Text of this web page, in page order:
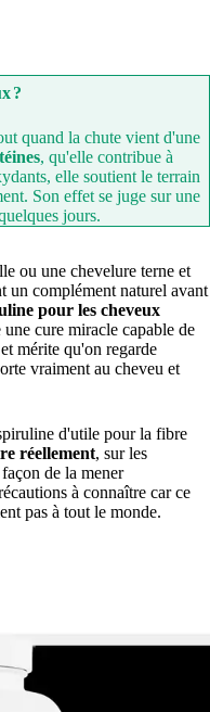
?
quand la chute vient d'une
, qu'elle contribue à
elle soutient le terrain
Son effet se juge sur une
jours.
ou une chevelure terne et
un complément naturel avant
pour les cheveux
cure miracle capable de
mérite qu'on regarde
vraiment au cheveu et
d'utile pour la fibre
réellement, sur les
de la mener
à connaître car ce
pas à tout le monde.